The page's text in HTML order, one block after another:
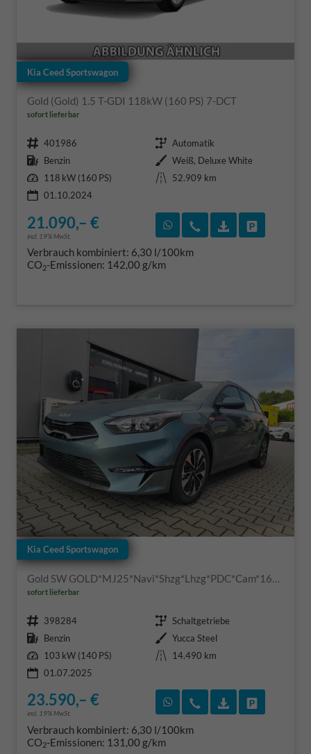
Kia Ceed Sportswagon
Gold (Gold) 1.5 T-GDI 118kW (160 PS) 7-DCT
sofort lieferbar
Fahrzeugnr. 401986 Getriebe Automatik
Kraftstoff Benzin Außenfarbe Weiß, Deluxe White
Leistung 118 kW (160 PS) Kilometerstand
52.909 km
01.10.2024
21.090,– €
incl. 19% MwSt.
Rückruf vereinbaren
Wir rufen Sie an
Verbrauch kombiniert: 6,30 l/100km
CO2-Emissionen: 142,00 g/km
Kia Ceed Sportswagon
Gold SW GOLD*MJ25*Navi*Shzg*Lhzg*PDC*Cam*16Zoll*
sofort lieferbar
Fahrzeugnr. 398284 Getriebe Schaltgetriebe
Kraftstoff Benzin Außenfarbe Yucca Steel
Leistung 103 kW (140 PS) Kilometerstand
14.490 km
01.07.2025
23.590,– €
incl. 19% MwSt.
Rückruf vereinbaren
Wir rufen Sie an
Verbrauch kombiniert: 6,30 l/100km
CO2-Emissionen: 131,00 g/km